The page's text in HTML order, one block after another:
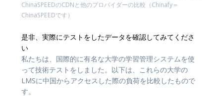
ChinaSPEEDのCDNと他のプロバイダーの比較（Chinafy＝
ChinaSPEEDです）
是非、実際にテストをしたデータを確認してみてくださ
い
私たちは、国際的に有名な大学の学習管理システムを使
って技術テストをしました。以下は、これらの大学の
LMSに中国からアクセスした際の負荷を比較したもので
す。